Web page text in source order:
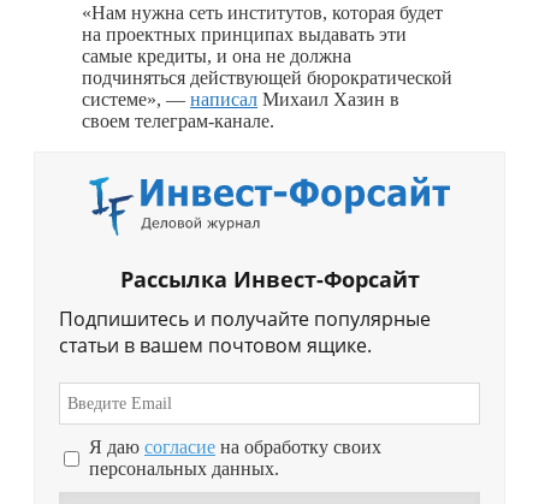
«Нам нужна сеть институтов, которая будет
на проектных принципах выдавать эти
самые кредиты, и она не должна
подчиняться действующей бюрократической
системе», — написал Михаил Хазин в
своем телеграм-канале.
Рассылка Инвест-Форсайт
Подпишитесь и получайте популярные
статьи в вашем почтовом ящике.
Я даю согласие на обработку своих
персональных данных.